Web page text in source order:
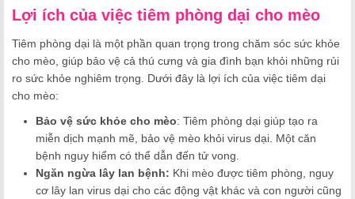
Lợi ích của việc tiêm phòng dại cho mèo
Tiêm phòng dại là một phần quan trọng trong chăm sóc sức khỏe
cho mèo, giúp bảo vệ cả thú cưng và gia đình bạn khỏi những rủi
ro sức khỏe nghiêm trọng. Dưới đây là lợi ích của việc tiêm dại
cho mèo:
Bảo vệ sức khỏe cho mèo: Tiêm phòng dại giúp tạo ra
miễn dịch mạnh mẽ, bảo vệ mèo khỏi virus dại. Một căn
bệnh nguy hiểm có thể dẫn đến tử vong.
Ngăn ngừa lây lan bệnh: Khi mèo được tiêm phòng, nguy
cơ lây lan virus dại cho các động vật khác và con người cũng